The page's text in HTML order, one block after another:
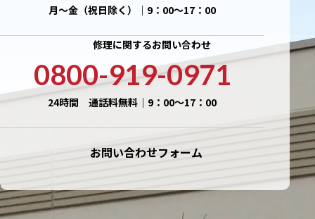
月〜金（祝日除く）｜9：00〜17：00
修理に関するお問い合わせ
0800-919-0971
24時間 通話料無料｜9：00〜17：00
お問い合わせフォーム